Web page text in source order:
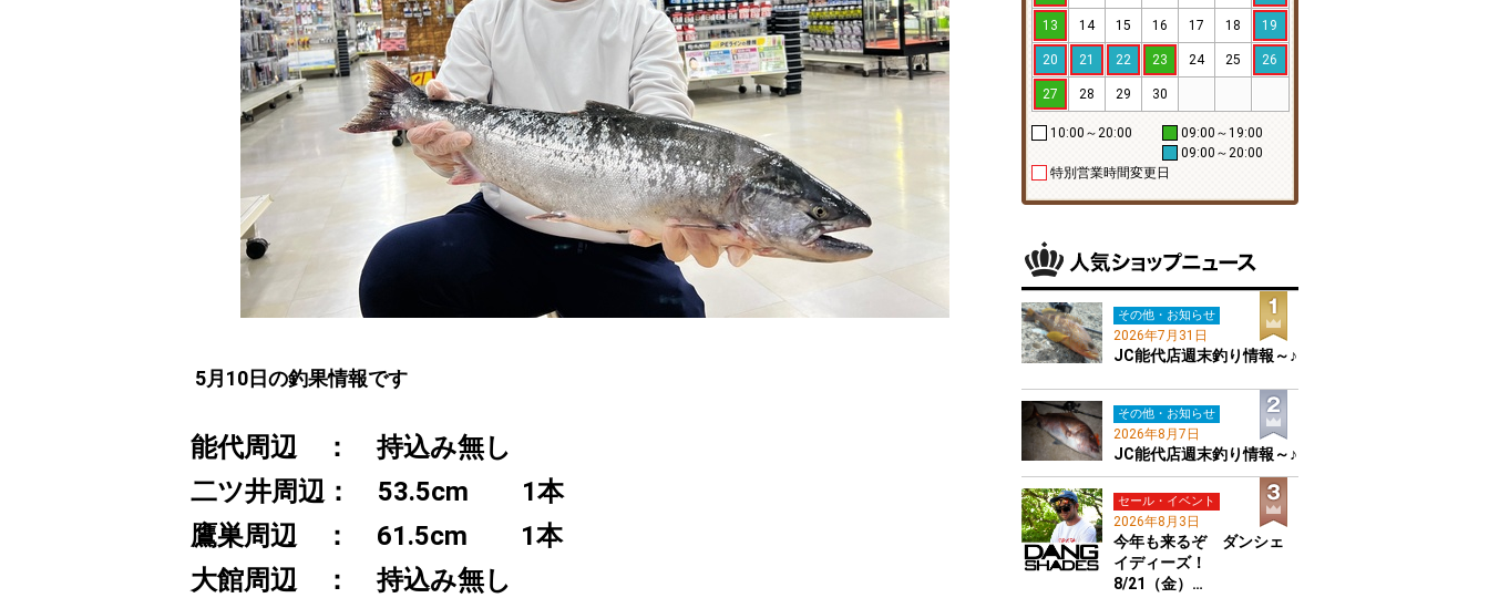
5月10日の釣果情報です
能代周辺 ： 持込み無し
二ツ井周辺： 53.5cm 1本
鷹巣周辺 ： 61.5cm 1本
大館周辺 ：持込み無し
13 14 15 16 17 18 19
20 21 22 23 24 25 26
27 28 29 30
10:00～20:00
09:00～19:00
09:00～20:00
特別営業時間変更日
その他・お知らせ
2026年7月31日
JC能代店週末釣り情報～♪
その他・お知らせ
2026年8月7日
JC能代店週末釣り情報～♪
セール・イベント
2026年8月3日
今年も来るぞ ダンシェ
イディーズ！
8/21（金）…